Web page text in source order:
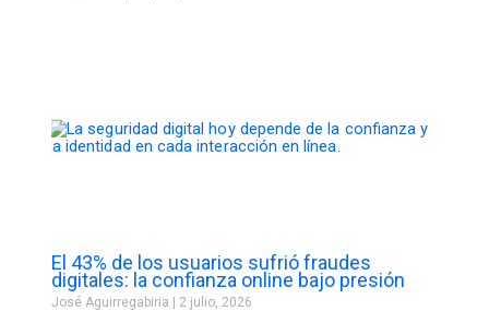
El 43% de los usuarios sufrió fraudes
digitales: la confianza online bajo presión
José Aguirregabiria 2 julio, 2026